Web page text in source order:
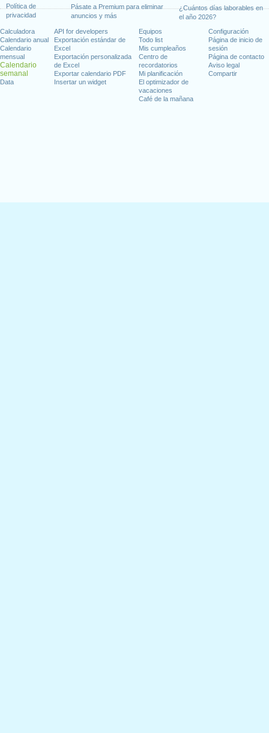
Política de
privacidad
Pásate a Premium para eliminar
anuncios y más
¿Cuántos días laborables en
el año 2026?
Calculadora
Calendario anual
Calendario
mensual
Calendario
semanal
Data
API for developers
Exportación estándar de
Excel
Exportación personalizada
de Excel
Exportar calendario PDF
Insertar un widget
Equipos
Todo list
Mis cumpleaños
Centro de
recordatorios
Mi planificación
El optimizador de
vacaciones
Café de la mañana
Configuración
Página de inicio de
sesión
Página de contacto
Aviso legal
Compartir